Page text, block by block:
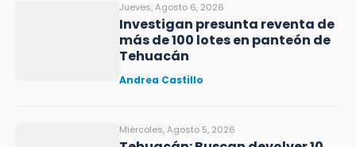
Jueves, Agosto 6, 2026
Investigan presunta reventa de
más de 100 lotes en panteón de
Tehuacán
Andrea Castillo
Miércoles, Agosto 5, 2026